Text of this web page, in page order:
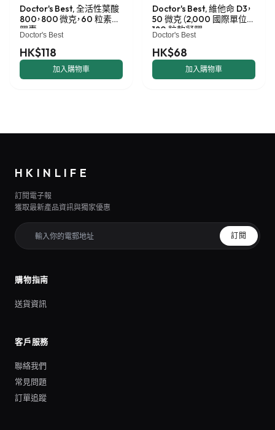
Doctor's Best, 全活性葉酸
800，800 微克，60 粒素食
膠囊
Doctor's Best
HK$118
加入購物車
Doctor's Best, 維他命 D3，
50 微克（2,000 國際單位），
180 粒軟凝膠
Doctor's Best
HK$68
加入購物車
HKINLIFE
訂閱電子報
獲取最新產品資訊與獨家優惠
訂閱
購物指南
送貨資訊
客戶服務
聯絡我們
常見問題
訂單追蹤